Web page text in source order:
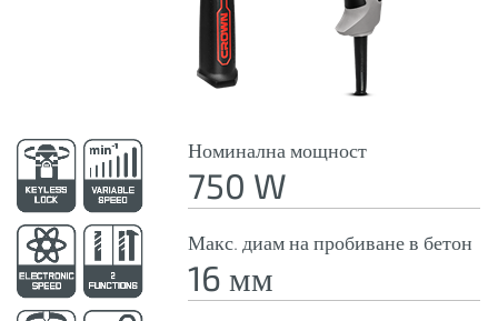
Номинална мощност
750 W
Макс. диам на пробиване в бетон
16 мм